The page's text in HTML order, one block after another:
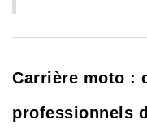
Carrière moto :
professionnels